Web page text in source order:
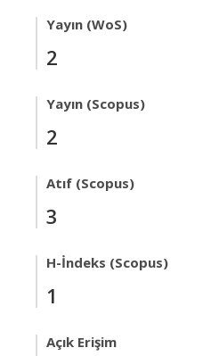
Yayın (WoS)
2
Yayın (Scopus)
2
Atıf (Scopus)
3
H-İndeks (Scopus)
1
Açık Erişim